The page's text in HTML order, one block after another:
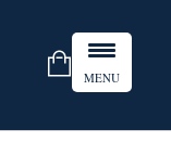
MENU